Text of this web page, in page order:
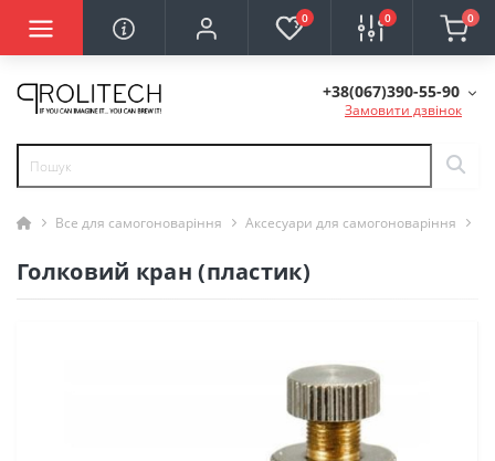
0 0 0
+38(067)390-55-90
Замовити дзвінок
Все для самогоноваріння Аксесуари для самогоноваріння
Голковий кран (пластик)